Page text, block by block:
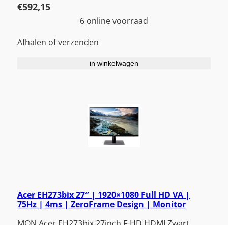
€592,15
6 online voorraad
Afhalen of verzenden
in winkelwagen
Acer EH273bix 27″ | 1920×1080 Full HD VA |
75Hz | 4ms | ZeroFrame Design | Monitor